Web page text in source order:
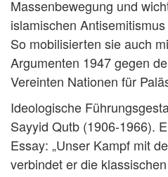
Massenbewegung und
islamischen
So mobilisierten sie auch
Argumenten 1947 gegen
Vereinten Nationen für
Ideologische
Sayyid Qutb (1906-1966).
Essay: „Unser Kampf mit
verbindet er die